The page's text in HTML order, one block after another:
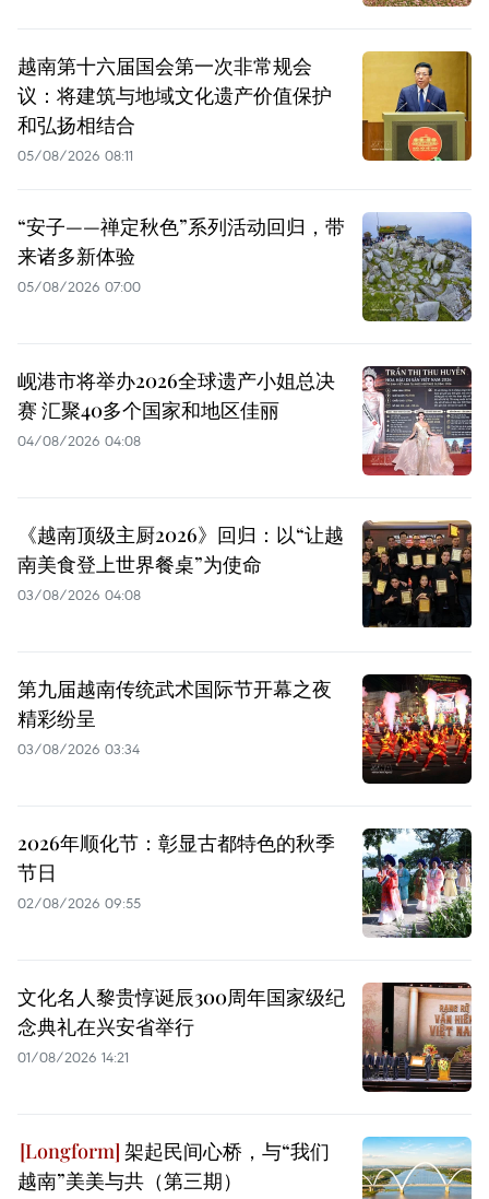
越南第十六届国会第一次非常规会
议：将建筑与地域文化遗产价值保护
和弘扬相结合
05/08/2026 08:11
“安子——禅定秋色”系列活动回归，带
来诸多新体验
05/08/2026 07:00
岘港市将举办2026全球遗产小姐总决
赛 汇聚40多个国家和地区佳丽
04/08/2026 04:08
《越南顶级主厨2026》回归：以“让越
南美食登上世界餐桌”为使命
03/08/2026 04:08
第九届越南传统武术国际节开幕之夜
精彩纷呈
03/08/2026 03:34
2026年顺化节：彰显古都特色的秋季
节日
02/08/2026 09:55
文化名人黎贵惇诞辰300周年国家级纪
念典礼在兴安省举行
01/08/2026 14:21
架起民间心桥，与“我们
越南”美美与共（第三期）